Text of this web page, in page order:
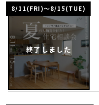
8/11(FRI)〜8/15(TUE)
終了しました